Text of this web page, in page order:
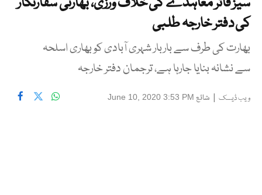
کی دفتر خارجہ طلبی
بھارت کی طرف سے باربار شہری آبادی کو بھاری اسلحہ
سے نشانہ بنایا جارہا ہے، ترجمان دفتر خارجہ
ویب ڈیسک | شائع June 10, 2020 3:53 PM